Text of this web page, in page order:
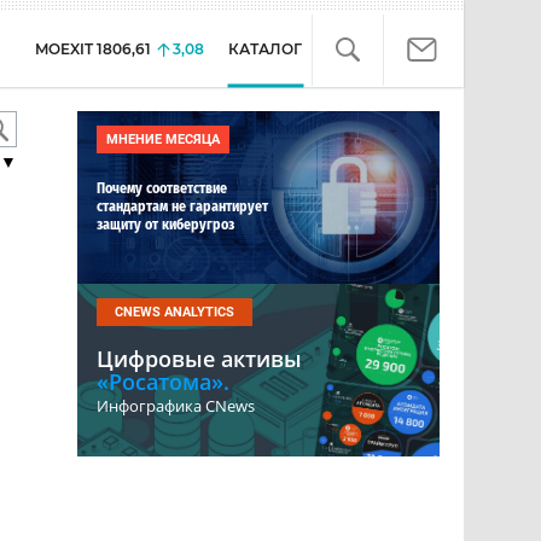
MOEXIT 1806,61 3,08 КАТАЛОГ
МНЕНИЕ МЕСЯЦА
Почему соответствие
стандартам не гарантирует
защиту от киберугроз
CNEWS ANALYTICS
Цифровые активы
«Росатома».
Инфографика CNews